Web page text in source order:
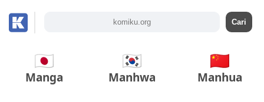
Manga Manhwa Manhua